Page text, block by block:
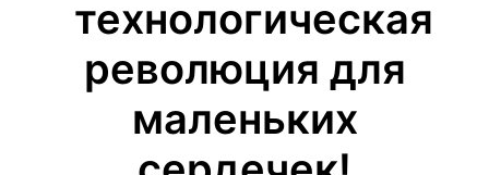
технологическая
революция для
маленьких